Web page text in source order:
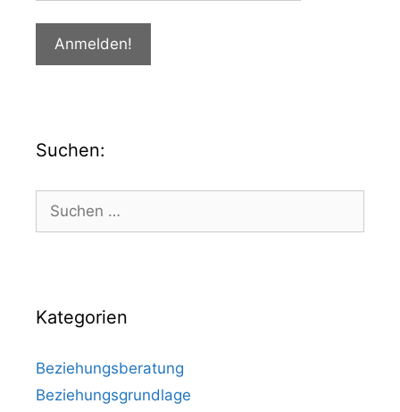
Suchen:
Kategorien
Beziehungsberatung
Beziehungsgrundlage